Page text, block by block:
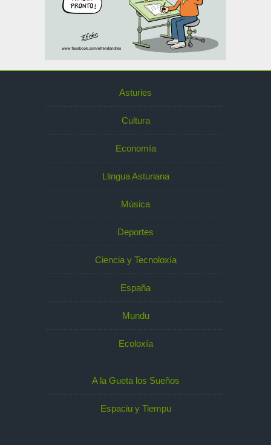
Asturies
Cultura
Economía
Llingua Asturiana
Música
Deportes
Ciencia y Tecnoloxía
España
Mundu
Ecoloxía
A la Gueta los Sueños
Espaciu y Tiempu